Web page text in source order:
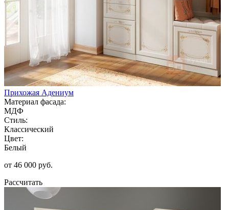
Прихожая Адениум
Материал фасада:
МДФ
Стиль:
Классический
Цвет:
Белый
от 46 000 руб.
Рассчитать